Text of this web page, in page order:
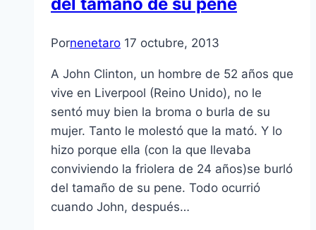
Pornenetaro 17 octubre, 2013
A John Clinton, un hombre de 52 años que
vive en Liverpool (Reino Unido), no le
sentó muy bien la broma o burla de su
mujer. Tanto le molestó que la mató. Y lo
hizo porque ella (con la que llevaba
conviviendo la friolera de 24 años)se burló
del tamaño de su pene. Todo ocurrió
cuando John, después…